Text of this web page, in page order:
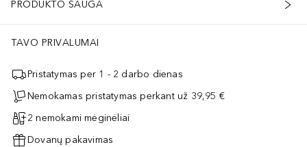
PRODUKTO SAUGA
TAVO PRIVALUMAI
Pristatymas per 1 - 2 darbo dienas
Nemokamas pristatymas perkant už 39,95 €
2 nemokami mėginėliai
Dovanų pakavimas